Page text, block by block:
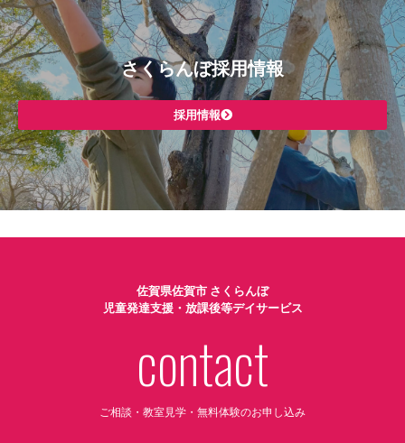
さくらんぼ採用情報
採用情報
佐賀県佐賀市 さくらんぼ
児童発達支援・放課後等デイサービス
contact
ご相談・教室見学・無料体験のお申し込み